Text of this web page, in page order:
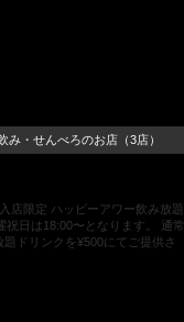
・せんべろのお店（3店）
店限定 ハッピーアワー飲み放題
日は18:00〜となります。 通常
題ドリンクを¥500にてご提供さ